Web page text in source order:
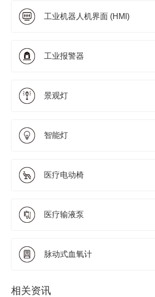
工业机器人机界面 (HMI)
工业报警器
景观灯
智能灯
医疗电动椅
医疗输液泵
脉动式血氧计
相关资讯